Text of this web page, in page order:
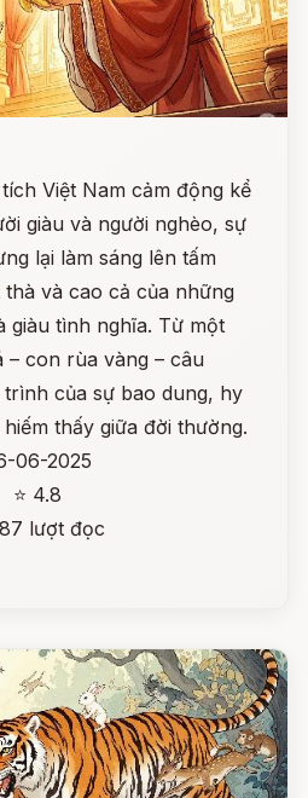
Việt Nam cảm động kể
giàu và người nghèo, sự
lại làm sáng lên tấm
và cao cả của những
giàu tình nghĩa. Từ một
– con rùa vàng – câu
của sự bao dung, hy
thấy giữa đời thường.
06-2025
⭐ 4.8
lượt đọc